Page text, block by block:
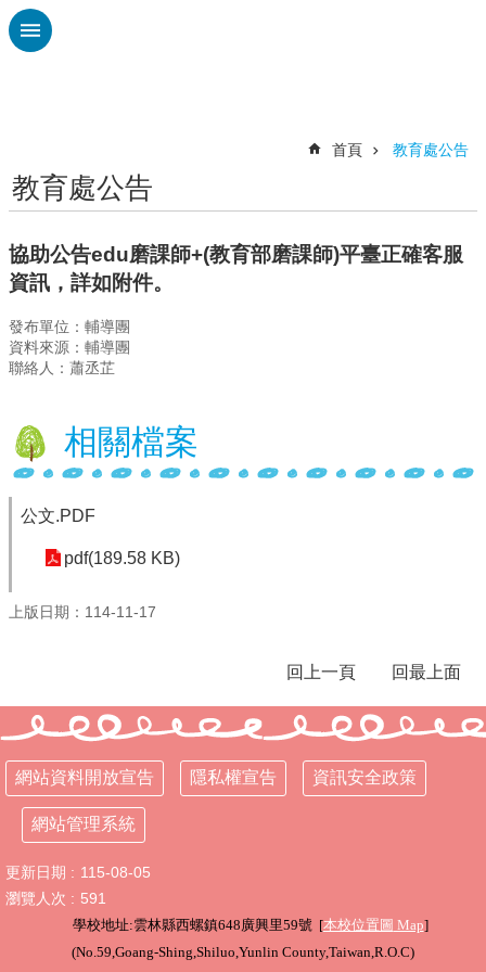
跳到主要內容區塊
認
廣
興
刊
專
欄
園
動
態
行
區
校
務
E
化
校
相
首頁 教育處公告
教育處公告
協助公告edu磨課師+(教育部磨課師)平臺正確客服
資訊，詳如附件。
發布單位：輔導團
資料來源：輔導團
聯絡人：蕭丞芷
相關檔案
公文.PDF
pdf(189.58 KB)
上版日期：114-11-17
回上一頁 回最上面
網站資料開放宣告 隱私權宣告 資訊安全政策
網站管理系統
更新日期
115-08-05
瀏覽人次
591
學校地址:雲林縣西螺鎮648廣興里59號 [本校位置圖 Map]
(No.59,Goang-Shing,Shiluo,Yunlin County,Taiwan,R.O.C)